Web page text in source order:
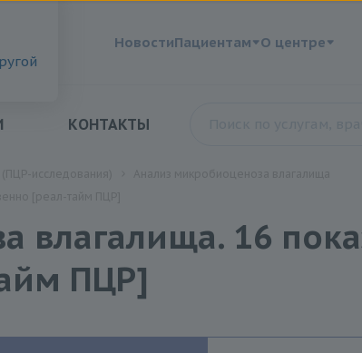
НовостиПациентам О центре
КОНТАКТЫ
влагалища. 16
ПЦР]